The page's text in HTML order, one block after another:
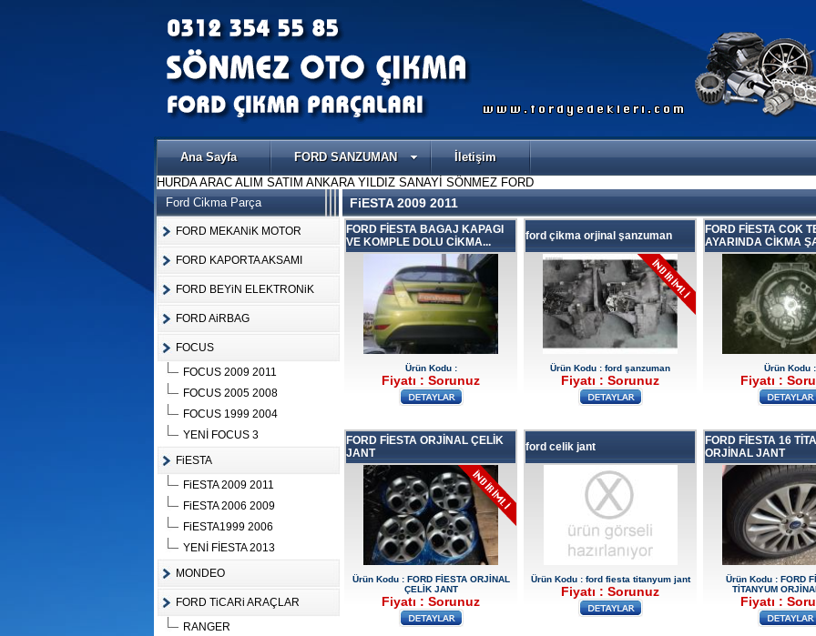
Ana Sayfa FORD SANZUMAN
İletişim
HURDA ARAC ALIM SATIM ANKARA YILDIZ SANAYİ SÖNMEZ FORD
Ford Cikma Parça
FORD MEKANiK MOTOR
FORD KAPORTA AKSAMI
FORD BEYiN ELEKTRONiK
FORD AiRBAG
FOCUS
FOCUS 2009 2011
FOCUS 2005 2008
FOCUS 1999 2004
YENİ FOCUS 3
FiESTA
FiESTA 2009 2011
FiESTA 2006 2009
FiESTA1999 2006
YENİ FİESTA 2013
MONDEO
FORD TiCARi ARAÇLAR
RANGER
Ürün Kodu :
FORD CONNECT ÇIKMA
ÇELİK JANT CANT
FiESTA 2009 2011
FORD FİESTA BAGAJ KAPAGI
VE KOMPLE DOLU CİKMA...
Ürün Kodu :
Fiyatı : Sorunuz
ford çikma orjinal şanzuman
Ürün Kodu : ford şanzuman
Fiyatı : Sorunuz
FORD FİESTA COK
AYARINDA CİKMA
Ürün Kodu :
Fiyatı :
FORD FİESTA ORJİNAL ÇELİK
JANT
Ürün Kodu : FORD FİESTA ORJİNAL
ÇELİK JANT
Fiyatı : Sorunuz
ford celik jant
Ürün Kodu : ford fiesta titanyum jant
Fiyatı : Sorunuz
FORD FİESTA 16
ORJİNAL JANT
Ürün Kodu : FORD
TİTANYUM
Fiyatı :